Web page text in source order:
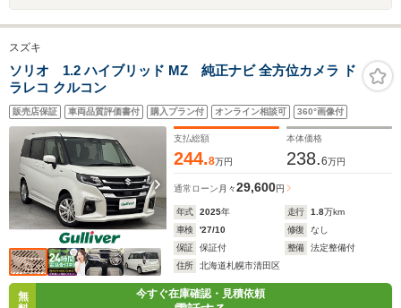
スズキ
ソリオ 1.2 ハイブリッド MZ 純正ナビ 全方位カメラ ド
ラレコ クルコン
販売店保証 車両品質評価書付 購入プラン付 オンライン相談可 360°画像付
支払総額
244.8万円
本体価格
238.6万円
通常ローン 月々29,600円
年式 2025年 走行 1.8万km
車検
'27/10 修復
なし
保証
保証付 整備
法定整備付
住所
北海道札幌市清田区
無
今すぐ在庫確認・見積依頼